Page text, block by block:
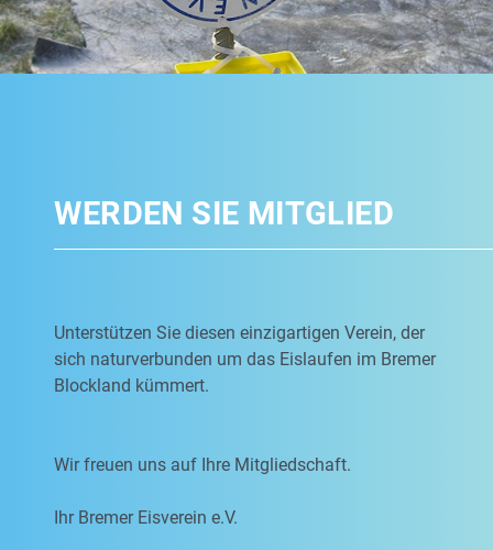
WERDEN SIE MITGLIED
Unterstützen Sie diesen einzigartigen Verein, der
sich naturverbunden um das Eislaufen im Bremer
Blockland kümmert.
Wir freuen uns auf Ihre Mitgliedschaft.
Ihr Bremer Eisverein e.V.